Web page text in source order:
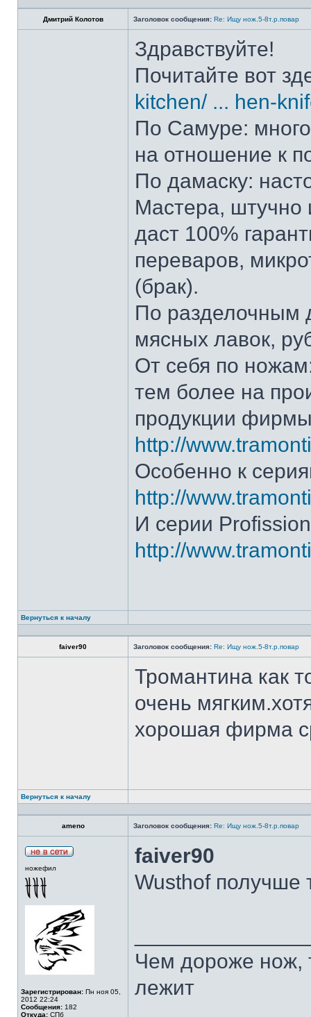
Дмитрий Колотов Заголовок сообщения: Re: Ищу нож.5-8т.р.повар
Здравствуйте!
Почитайте вот
kitchen/ ... hen-
По Самуре: много
на отношение к
По дамаску:
Мастера, штучно
даст 100%
переваров,
(брак).
По разделочным
мясных лавок,
От себя по
тем более на
продукции
http://
Особенно к
http://
И серии
http://
Вернуться к началу
faiver90 Заголовок сообщения: Re: Ищу нож.5-8т.р.повар
Тромантина как
очень
хорошая фирма
Вернуться к началу
ameno Заголовок сообщения: Re: Ищу нож.5-8т.р.повар
ножефил
Зарегистрирован: Пн ноя 05,
2012 22:24
Сообщения: 182
Откуда: СПб
faiver90
Wusthof получше
Чем дороже нож,
лежит